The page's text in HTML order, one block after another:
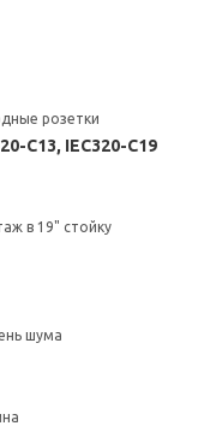
розетки
C13, IEC320-C19
в 19" стойку
шума